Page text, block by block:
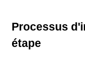
Processus
étape